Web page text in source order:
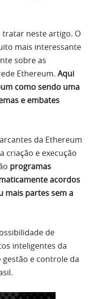
tratar neste artigo. O
mais interessante
sobre as
Ethereum. Aqui
como sendo uma
e embates
da Ethereum
criação e execução
programas
acordos
mais partes sem a
de
inteligentes da
e controle da